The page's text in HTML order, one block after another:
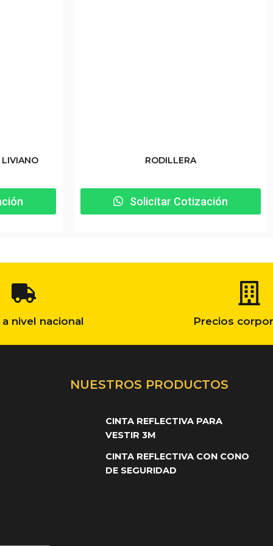
LIVIANO RODILLERA
Solicitar Cotización
a nivel nacional Precios
NUESTROS PRODUCTOS
CINTA REFLECTIVA PARA
VESTIR 3M
CINTA REFLECTIVA CON CONO
DE SEGURIDAD